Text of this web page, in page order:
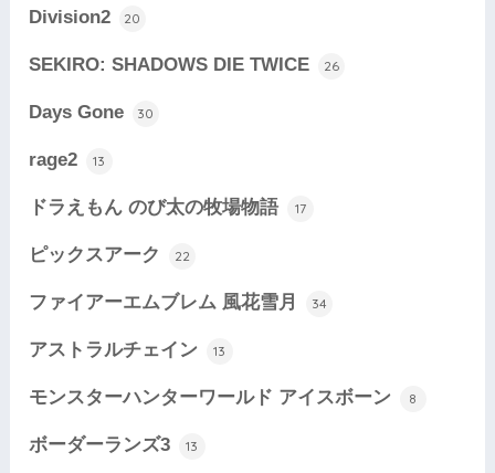
Division2 20
SEKIRO: SHADOWS DIE TWICE 26
Days Gone 30
rage2 13
ドラえもん のび太の牧場物語 17
ピックスアーク 22
ファイアーエムブレム 風花雪月 34
アストラルチェイン 13
モンスターハンターワールド アイスボーン 8
ボーダーランズ3 13